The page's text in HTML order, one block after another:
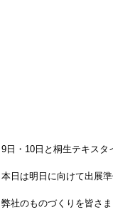
9日・10日と桐生テキスタ
本日は明日に向けて出展準
弊社のものづくりを皆さ